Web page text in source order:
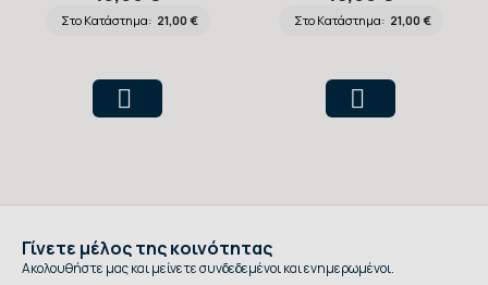
Στο Κατάστημα: 21,00 € Στο Κατάστημα: 21,00 €
Γίνετε μέλος της κοινότητας
Ακολουθήστε μας και μείνετε συνδεδεμένοι και ενημερωμένοι.